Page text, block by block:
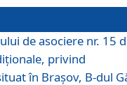
de asociere nr. 15
privind
în Brașov, B-dul